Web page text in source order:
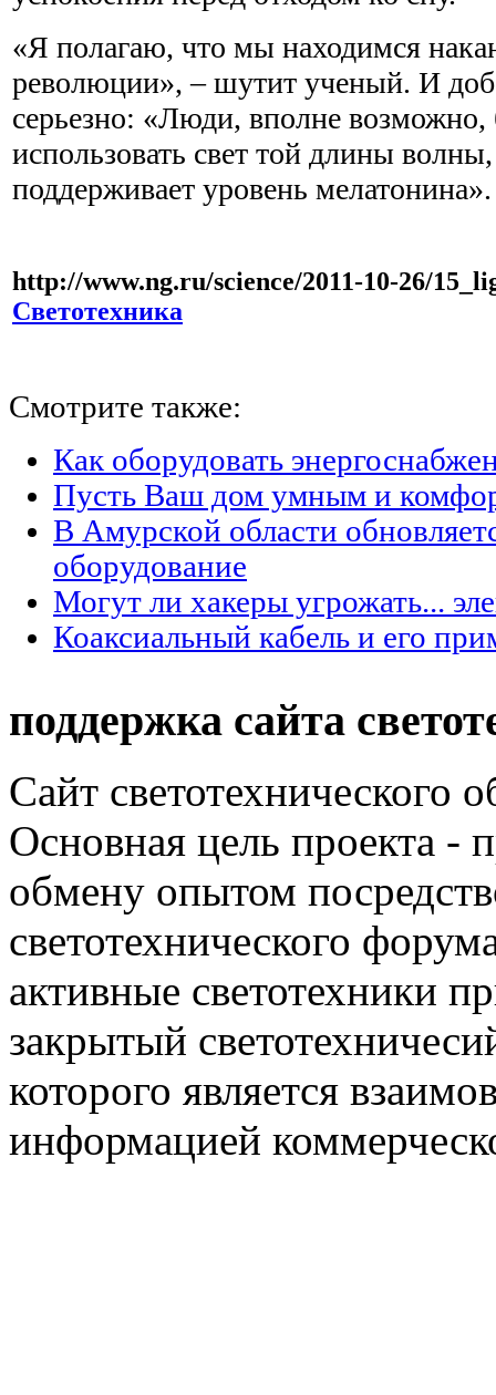
«Я полагаю, что мы находимся
революции», – шутит ученый. И
серьезно: «Люди, вполне возможно,
использовать свет той длины
поддерживает уровень
http://www.ng.ru/science/2011-10-26/
Светотехника
Смотрите также:
Как оборудовать
Пусть Ваш дом умным и
В Амурской области
оборудование
Могут ли хакеры угрожать...
Коаксиальный кабель и его
поддержка сайта
Сайт светотехнического
Основная цель проекта -
обмену опытом
светотехнического
активные светотехники
закрытый
которого является
информацией